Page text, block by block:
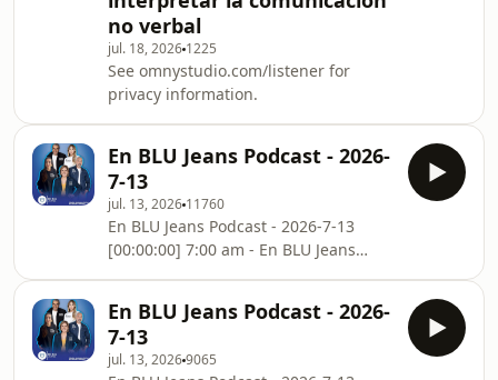
no verbal
jul. 18, 2026 1225
See omnystudio.com/listener for
privacy information.
En BLU Jeans Podcast - 2026-
7-13
jul. 13, 2026 11760
En BLU Jeans Podcast - 2026-7-13
[00:00:00] 7:00 am - En BLU Jeans
[03:00:01] 10:00 am - En BLU JeansSee
omnystudio.com/listener for privacy
information.
En BLU Jeans Podcast - 2026-
7-13
jul. 13, 20269065